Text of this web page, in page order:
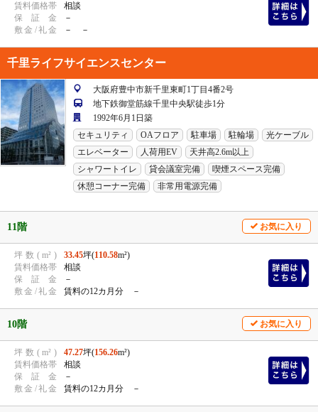
賃料価格帯
相談
保
証 金
－
敷 金 /礼金 － －
千里ライフサイエンスセンター
大阪府豊中市新千里東町1丁目4番2号
地下鉄御堂筋線千里中央駅徒歩1分
1992年6月1日築
セキュリティ
OAフロア 駐車場 駐輪場
光ケーブル
エレベーター
人荷用EV
天井高2.6m以上
シャワートイレ
貸会議室完備
喫煙スペース完備
休憩コーナー完備
非常用電源完備
11階 お気に入り
坪 数 ( m² ) 33.45坪(110.58m²)
賃料価格帯
相談
保
証 金
－
敷 金 /礼金 賃料の12カ月分 －
10階 お気に入り
坪 数 ( m² ) 47.27坪(156.26m²)
賃料価格帯
相談
保
証 金
－
敷 金 /礼金 賃料の12カ月分 －